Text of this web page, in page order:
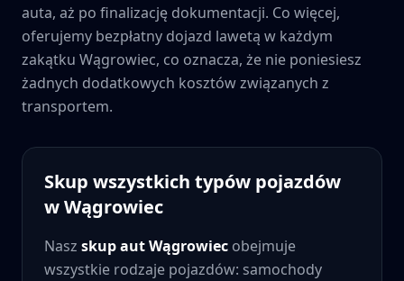
auta, aż po finalizację dokumentacji. Co więcej,
oferujemy bezpłatny dojazd lawetą w każdym
zakątku Wągrowiec, co oznacza, że nie poniesiesz
żadnych dodatkowych kosztów związanych z
transportem.
Skup wszystkich typów pojazdów
wWągrowiec
Nasz skup autWągrowiec obejmuje
wszystkie rodzaje pojazdów: samochody